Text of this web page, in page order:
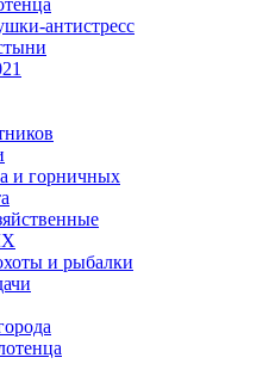
антистресс
и горничных
и рыбалки